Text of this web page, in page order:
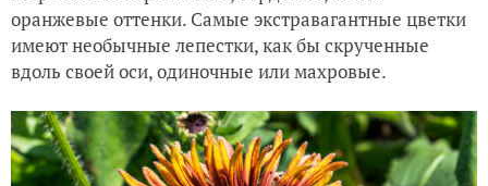
оранжевые оттенки. Самые экстравагантные цветки
имеют необычные лепестки, как бы скрученные
вдоль своей оси, одиночные или махровые.